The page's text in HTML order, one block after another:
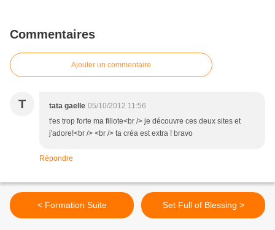
Commentaires
Ajouter un commentaire
T tata gaelle 05/10/2012 11:56
t'es trop forte ma fillote<br /> je découvre ces deux sites et
j'adore!<br /> <br /> ta créa est extra ! bravo
Répondre
< Formation Suite Set Full of Blessing >